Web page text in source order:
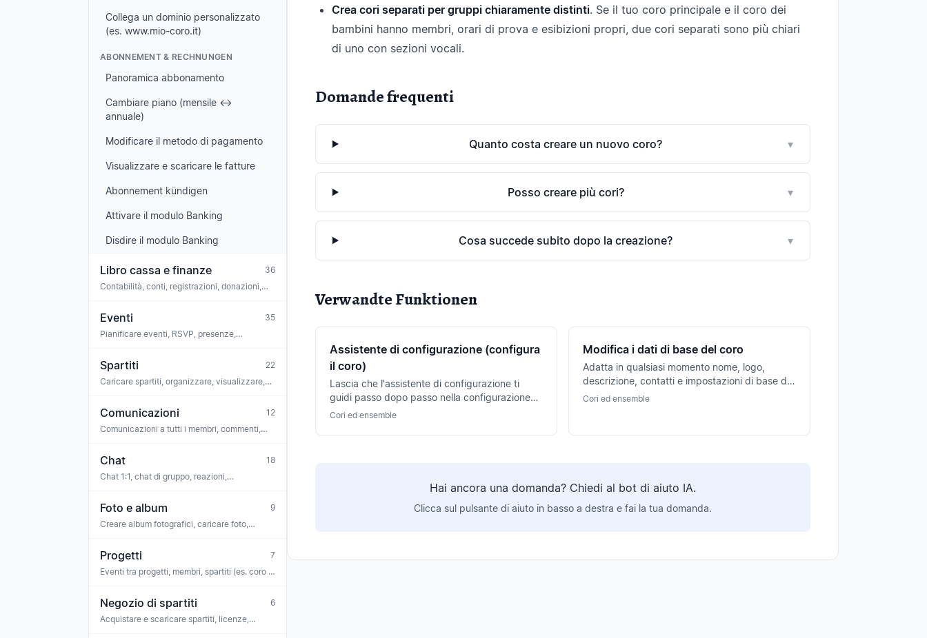
Collega un dominio personalizzato
(es. www.mio-coro.it)
ABONNEMENT & RECHNUNGEN
Panoramica abbonamento
Cambiare piano (mensile ↔
annuale)
Modificare il metodo di pagamento
Visualizzare e scaricare le fatture
Abonnement kündigen
Attivare il modulo Banking
Disdire il modulo Banking
Libro cassa e finanze
36
Contabilità, conti, registrazioni, donazioni,
Eventi
35
Pianificare eventi, RSVP, presenze,
Spartiti
22
Caricare spartiti, organizzare, visualizzare,
Comunicazioni
12
Comunicazioni a tutti i membri, commenti,
Chat
18
Chat 1:1, chat di gruppo, reazioni,
Foto e album
9
Creare album fotografici, caricare foto,
Progetti
7
Eventi tra progetti, membri, spartiti (es. coro di
Negozio di spartiti
6
Acquistare e scaricare spartiti, licenze,
Crea cori separati per gruppi chiaramente distinti. Se il tuo coro principale e il coro dei
bambini hanno membri, orari di prova e esibizioni propri, due cori separati sono più chiari
di uno con sezioni vocali.
Domande frequenti
Quanto costa creare un nuovo coro? ▾
Posso creare più cori? ▾
Cosa succede subito dopo la creazione? ▾
Verwandte Funktionen
Assistente di configurazione (configura
il coro)
Lascia che l'assistente di configurazione ti
guidi passo dopo passo nella configurazione
del tuo coro — dalle voci ai membri fino alla
Cori ed ensemble
Modifica i dati di base del coro
Adatta in qualsiasi momento nome, logo,
descrizione, contatti e impostazioni di base del
tuo coro. Le modifiche sono immediatamente
Cori ed ensemble
Hai ancora una domanda? Chiedi al bot di aiuto IA.
Clicca sul pulsante di aiuto in basso a destra e fai la tua domanda.